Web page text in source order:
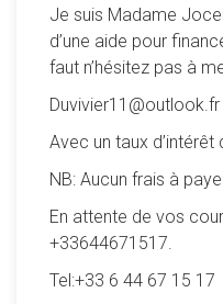
Je suis Madame
d’une aide pour
faut n’hésitez pas à
Duvivier11@outlook.fr
Avec un taux d’intérêt
NB: Aucun frais à
En attente de vos
+33644671517.
Tel:+33 6 44 67 15 17